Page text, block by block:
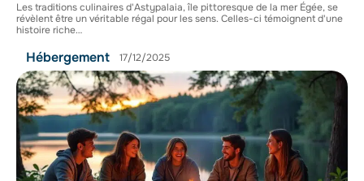
Les traditions culinaires d'Astypalaia, île pittoresque de la mer Égée, se
révèlent être un véritable régal pour les sens. Celles-ci témoignent d'une
histoire riche…
Hébergement 17/12/2025